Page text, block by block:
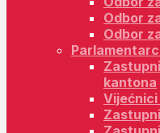
Odbor
Odbor
kantona